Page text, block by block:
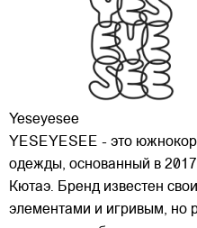
Yeseyesee
YESEYESEE - это
одежды, основанный в
Кютаэ. Бренд известен
элементами и игривым, но